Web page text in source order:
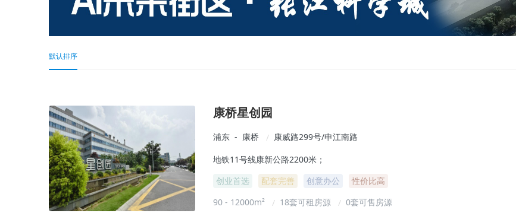
默认排序
康桥星创园
浦东 - 康桥 / 康威路299号/申江南路
地铁11号线康新公路2200米；
创业首选
配套完善 创意办公
性价比高
90 - 12000m²
/ 18套可租房源 / 0套可售房源